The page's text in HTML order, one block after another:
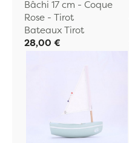
Bâchi 17 cm - Coque
Rose - Tirot
Bateaux Tirot
28,00 €